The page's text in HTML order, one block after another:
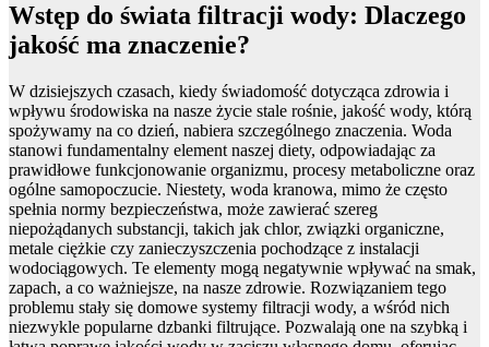
Wstęp do świata filtracji wody: Dlaczego
jakość ma znaczenie?
W dzisiejszych czasach, kiedy świadomość dotycząca zdrowia i
wpływu środowiska na nasze życie stale rośnie, jakość wody, którą
spożywamy na co dzień, nabiera szczególnego znaczenia. Woda
stanowi fundamentalny element naszej diety, odpowiadając za
prawidłowe funkcjonowanie organizmu, procesy metaboliczne oraz
ogólne samopoczucie. Niestety, woda kranowa, mimo że często
spełnia normy bezpieczeństwa, może zawierać szereg
niepożądanych substancji, takich jak chlor, związki organiczne,
metale ciężkie czy zanieczyszczenia pochodzące z instalacji
wodociągowych. Te elementy mogą negatywnie wpływać na smak,
zapach, a co ważniejsze, na nasze zdrowie. Rozwiązaniem tego
problemu stały się domowe systemy filtracji wody, a wśród nich
niezwykle popularne dzbanki filtrujące. Pozwalają one na szybką i